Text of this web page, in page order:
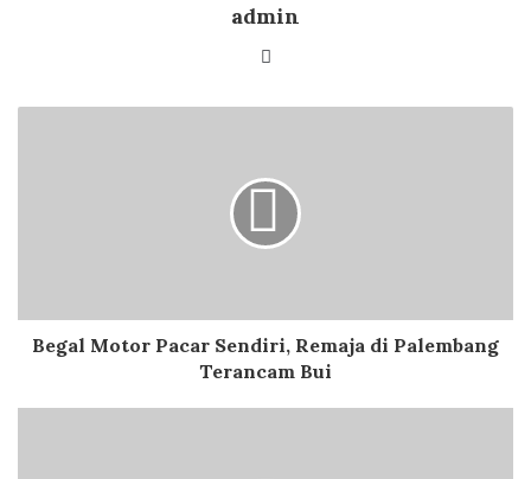
admin
Website
Begal Motor Pacar Sendiri, Remaja di Palembang
Terancam Bui